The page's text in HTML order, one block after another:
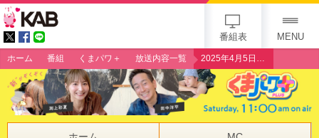
番組表 MENU
ホーム 番組 くまパワ＋ 放送内容一覧 2025年4月5日（土）ホルモン総選挙